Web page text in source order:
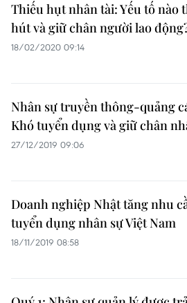
Thiếu hụt nhân tài: Yếu tố nào
hút và giữ chân người lao
18/02/2020 09:14
Nhân sự truyền thông-quảng
Khó tuyển dụng và giữ chân
27/12/2019 09:06
Doanh nghiệp Nhật tăng nhu
tuyển dụng nhân sự Việt Nam
18/11/2019 08:58